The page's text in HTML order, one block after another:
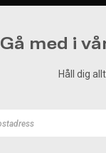
Gå med i
Håll dig